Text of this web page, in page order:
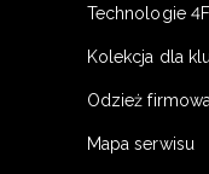
Technologie 4F
Kolekcja dla
Odzież
Mapa serwisu